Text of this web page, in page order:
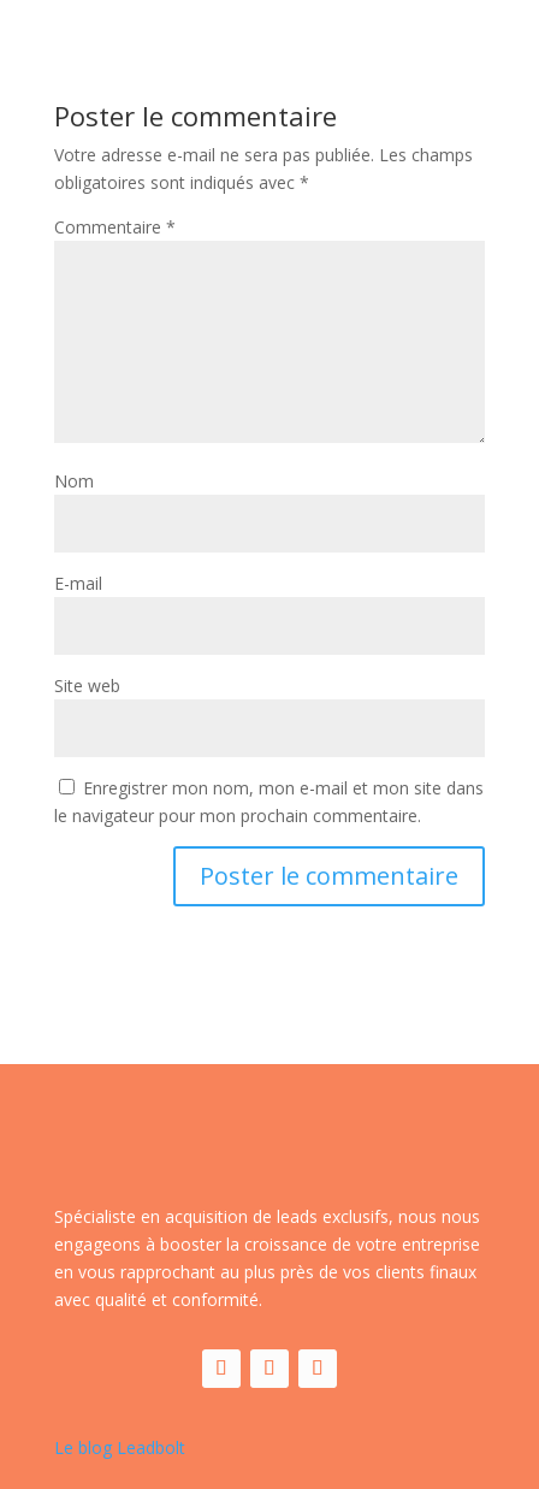
Poster le commentaire
Votre adresse e-mail ne sera pas publiée. Les champs
obligatoires sont indiqués avec *
Commentaire *
Nom
E-mail
Site web
Enregistrer mon nom, mon e-mail et mon site dans
le navigateur pour mon prochain commentaire.
Spécialiste en acquisition de leads exclusifs, nous nous
engageons à booster la croissance de votre entreprise
en vous rapprochant au plus près de vos clients finaux
avec qualité et conformité.
Le blog Leadbolt